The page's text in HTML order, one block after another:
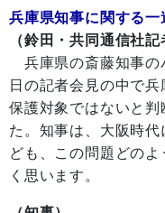
兵庫県知事に関する
（鈴田・共同通信社記
兵庫県の斎藤知事の
日の記者会見の中で
保護対象ではないと
た。知事は、大阪時
ども、この問題どの
く思います。